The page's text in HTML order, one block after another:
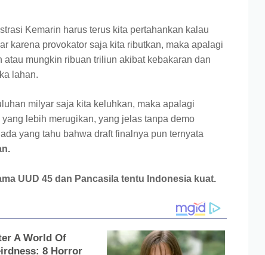
Kemarin harus terus kita pertahankan kalau
karena provokator saja kita ributkan, maka apalagi
atau mungkin ribuan triliun akibat kebakaran dan
lahan.
milyar saja kita keluhkan, maka apalagi
lebih merugikan, yang jelas tanpa demo
yang tahu bahwa draft finalnya pun ternyata
UUD 45 dan Pancasila tentu Indonesia kuat.